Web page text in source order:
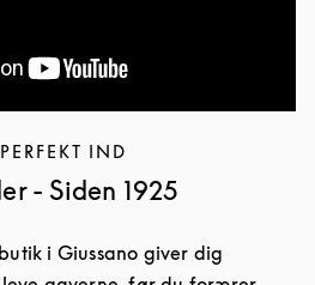
IND
- Siden 1925
i Giussano giver dig